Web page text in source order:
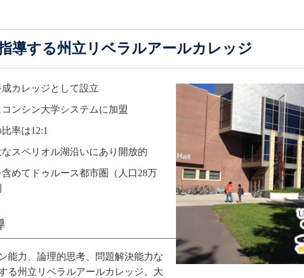
導する州立リベラルアールカレッジ
成カレッジとして設立
コンシン大学システムに加盟
率は12:1
スペリオル湖沿いにあり開放的
含めてドゥルース都市圏（人口28万
能力、論理的思考、問題解決能力な
る州立リベラルアールカレッジ。大